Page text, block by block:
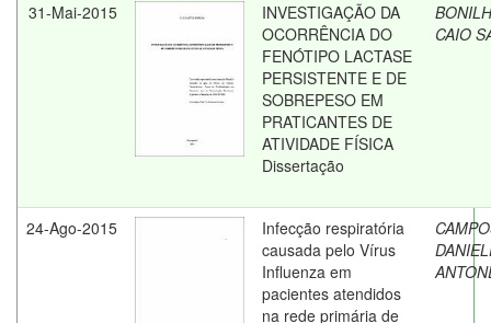
31-Mai-2015
INVESTIGAÇÃO DA
OCORRÊNCIA DO
FENÓTIPO LACTASE
PERSISTENTE E DE
SOBREPESO EM
PRATICANTES DE
ATIVIDADE FÍSICA
Dissertação
CAIO
24-Ago-2015
Infecção respiratória
causada pelo Vírus
Influenza em
pacientes atendidos
na rede primária de